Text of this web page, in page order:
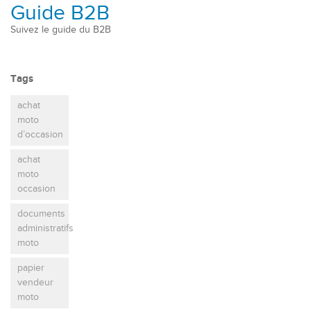
Guide B2B
Suivez le guide du B2B
Tags
achat
moto
d’occasion
achat
moto
occasion
documents
administratifs
moto
papier
vendeur
moto